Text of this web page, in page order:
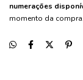
numerações
momento da compra.